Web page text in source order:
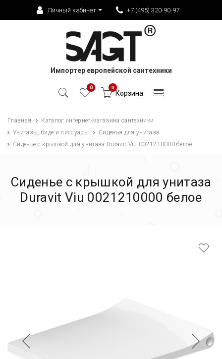
Личный кабинет +7 (495) 320-90-97
Импортер европейской сантехники
0 0
Корзина
Главная
Каталог интернет-магазина сантехники
Унитазы, биде и писсуары
Сиденья для унитаза
Сиденье c крышкой для унитаза Duravit Viu 0021210000 белое
Сиденье c крышкой для унитаза
Duravit Viu 0021210000 белое